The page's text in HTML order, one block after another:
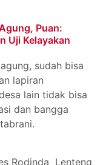
Puan:
Uji Kelayakan
sudah bisa
lapiran
lain tidak bisa
dan bangga
Rodinda Lenteng